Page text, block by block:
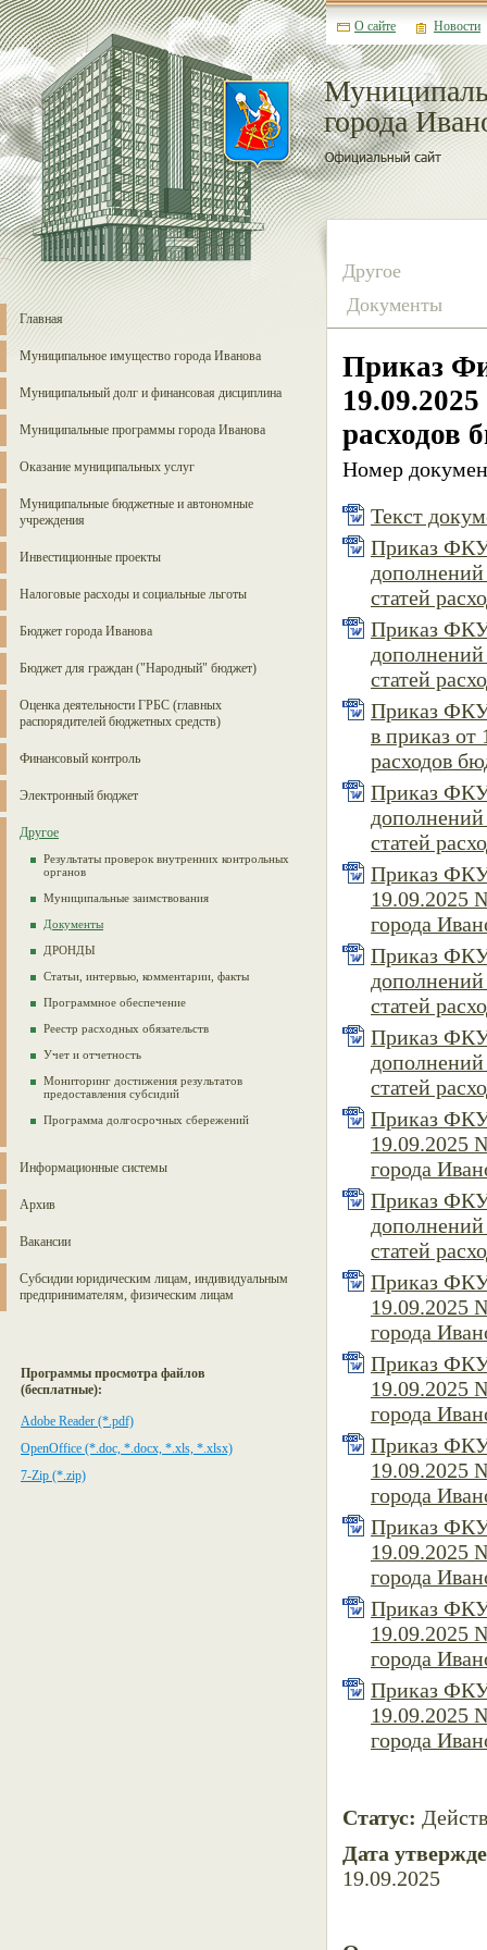
города
О сайте Новости
Главная
Муниципальное имущество города Иванова
Муниципальный долг и финансовая дисциплина
Муниципальные программы города Иванова
Оказание муниципальных услуг
Муниципальные бюджетные и автономные
учреждения
Инвестиционные проекты
Налоговые расходы и социальные льготы
Бюджет города Иванова
Бюджет для граждан ("Народный" бюджет)
Оценка деятельности ГРБС (главных
распорядителей бюджетных средств)
Финансовый контроль
Электронный бюджет
Другое
Результаты проверок внутренних контрольных
органов
Муниципальные заимствования
Документы
ДРОНДЫ
Статьи, интервью, комментарии, факты
Программное обеспечение
Реестр расходных обязательств
Учет и отчетность
Мониторинг достижения результатов
предоставления субсидий
Программа долгосрочных сбережений
Информационные системы
Архив
Вакансии
Субсидии юридическим лицам, индивидуальным
предпринимателям, физическим лицам
Программы просмотра файлов
(бесплатные):
Adobe Reader (*.pdf)
OpenOffice (*.doc, *.docx, *.xls, *.xlsx)
7-Zip (*.zip)
Другое
Документы
Приказ
расходов
Номер
Текст
Приказ
статей
Приказ
статей
Приказ
в приказ от
расходов
Приказ
статей
Приказ ФКУ
19.09.2025
города
Приказ
статей
Приказ
статей
Приказ ФКУ
19.09.2025
города
Приказ
статей
Приказ ФКУ
19.09.2025
города
Приказ ФКУ
19.09.2025
города
Приказ ФКУ
19.09.2025
города
Приказ ФКУ
19.09.2025
города
Приказ ФКУ
19.09.2025
города
Приказ ФКУ
19.09.2025
города
Статус:
Дата
19.09.2025